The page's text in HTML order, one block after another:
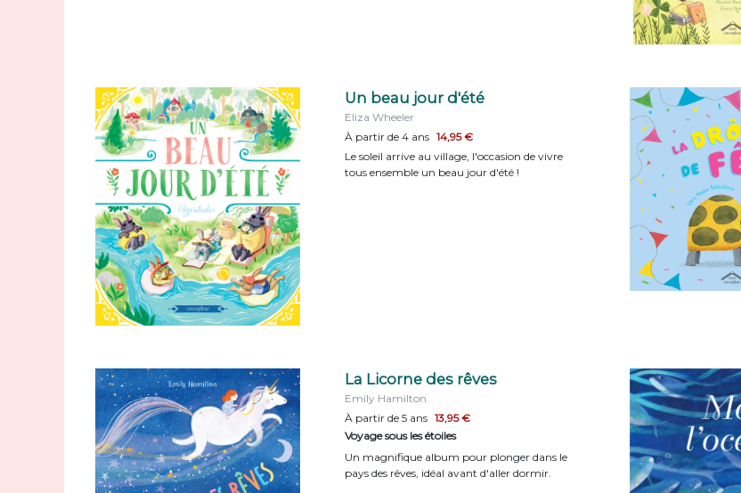
Un beau jour d'été
Eliza Wheeler
À partir de 4 ans 14,95 €
Le soleil arrive au village, l'occasion de vivre
tous ensemble un beau jour d'été !
La Licorne des rêves
Emily Hamilton
À partir de 5 ans 13,95 €
Voyage sous les étoiles
Un magnifique album pour plonger dans le
pays des rêves, idéal avant d'aller dormir.